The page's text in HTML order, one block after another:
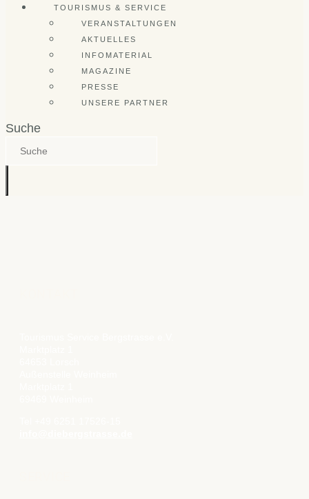
TOURISMUS & SERVICE
VERANSTALTUNGEN
AKTUELLES
INFOMATERIAL
MAGAZINE
PRESSE
UNSERE PARTNER
Suche